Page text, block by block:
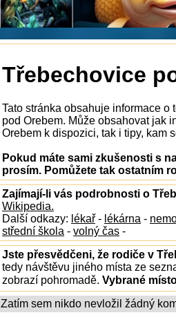
Třebechovice
Tato stránka obsahuje informace
pod Orebem. Může obsahovat jak
Orebem k dispozici, tak i tipy, kam
Pokud máte sami zkušenosti s
prosím. Pomůžete tak ostatním
Zajímají-li vás podrobnosti o
Wikipedia.
Další odkazy: lékař - lékárna -
střední škola - volný čas -
Jste přesvědčeni, že rodiče v
tedy návštěvu jiného místa ze
zobrazí pohromadě. Vybrané
Zatím sem nikdo nevložil žádný